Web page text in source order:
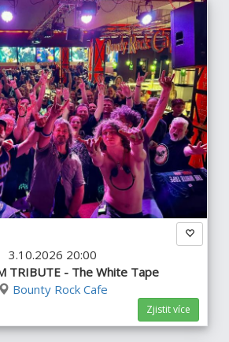
3.10.2026 20:00
TRIBUTE - The White Tape
Bounty Rock Cafe
Zjistit více